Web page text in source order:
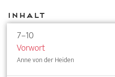
Inhalt
7–10
Vorwort
Anne von der Heiden